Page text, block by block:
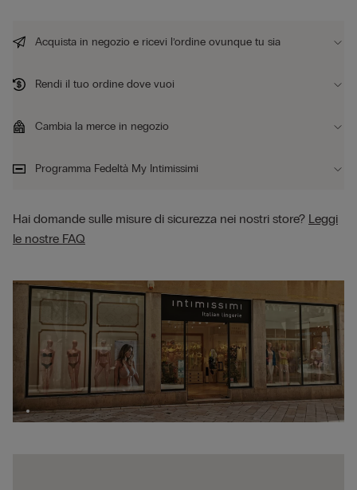
Acquista in negozio e ricevi l’ordine ovunque tu sia
Rendi il tuo ordine dove vuoi
Cambia la merce in negozio
Programma Fedeltà My Intimissimi
Hai domande sulle misure di sicurezza nei nostri store? Leggi
le nostre FAQ